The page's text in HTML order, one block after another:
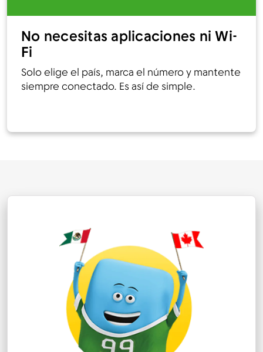
No necesitas aplicaciones ni Wi-
Fi
Solo elige el país, marca el número y mantente
siempre conectado. Es así de simple.